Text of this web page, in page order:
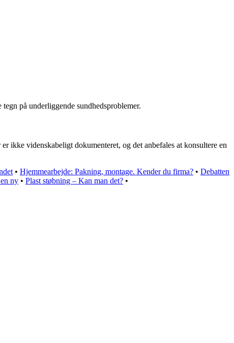
på underliggende sundhedsproblemer.
ikke videnskabeligt dokumenteret, og det anbefales at konsultere en
• Hjemmearbejde: Pakning, montage. Kender du firma? • Debatten
ny • Plast støbning – Kan man det? •